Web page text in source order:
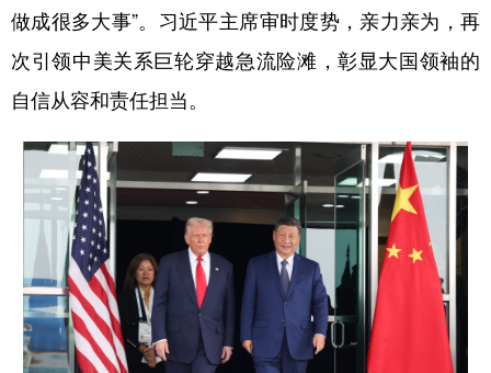
做成很多大事”。习近平主席审时度势，亲力亲为，再
次引领中美关系巨轮穿越急流险滩，彰显大国领袖的
自信从容和责任担当。